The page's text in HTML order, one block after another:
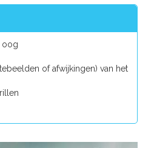
oog
of afwijkingen) van het